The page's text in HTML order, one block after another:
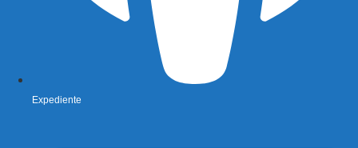
Expediente